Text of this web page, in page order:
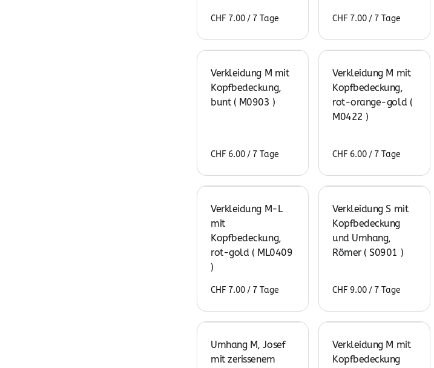
/ /
Verkleidung M mit
Kopfbedeckung,
bunt ( M0903 )
/
Verkleidung M mit
Kopfbedeckung,
rot-orange-gold (
M0422 )
/
Verkleidung M-L
mit
Kopfbedeckung,
rot-gold ( ML0409
)
/
Verkleidung S mit
Kopfbedeckung
und Umhang,
Römer ( S0901 )
/
Umhang M, Josef
mit zerissenem
Verkleidung M mit
Kopfbedeckung